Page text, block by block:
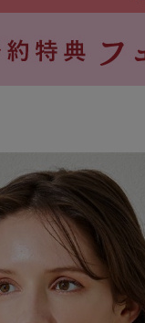
特盛ブラ チューブトップ